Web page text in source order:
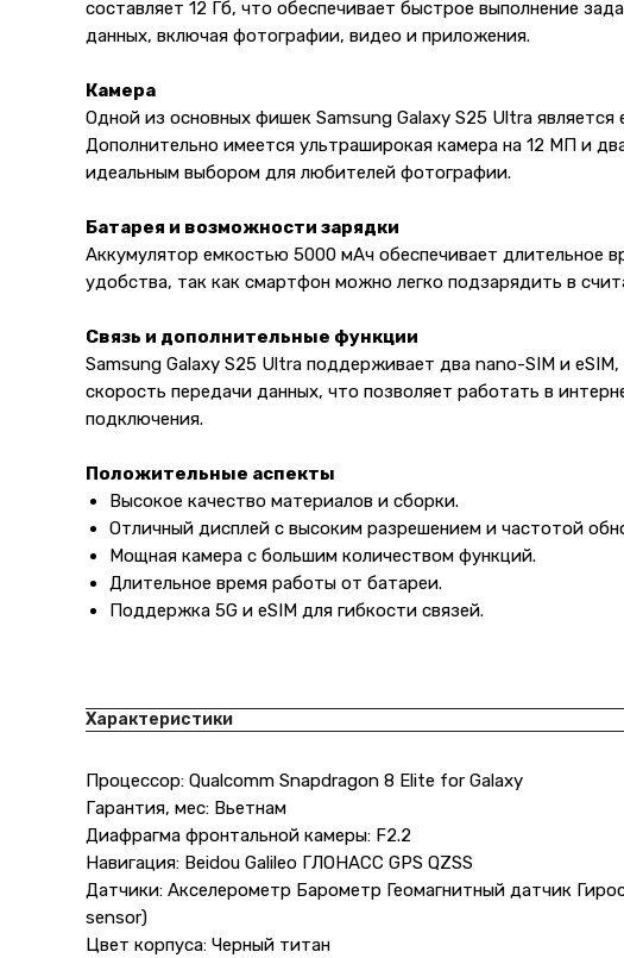
составляет 12 Гб, что обеспечивает быстрое выполнение
данных, включая фотографии, видео и приложения.
Камера
Одной из основных фишек Samsung Galaxy S25 Ultra
Дополнительно имеется ультраширокая камера на 12 МП и
идеальным выбором для любителей фотографии.
Батарея и возможности зарядки
Аккумулятор емкостью 5000 мАч обеспечивает длительное
удобства, так как смартфон можно легко подзарядить в
Связь и дополнительные функции
Samsung Galaxy S25 Ultra поддерживает два nano-SIM и
скорость передачи данных, что позволяет работать в
подключения.
Положительные аспекты
Высокое качество материалов и сборки.
Отличный дисплей с высоким разрешением и частотой
Мощная камера с большим количеством функций.
Длительное время работы от батареи.
Поддержка 5G и eSIM для гибкости связей.
Характеристики
Процессор: Qualcomm Snapdragon 8 Elite for Galaxy
Гарантия, мес: Вьетнам
Диафрагма фронтальной камеры: F2.2
Навигация: Beidou Galileo ГЛОНАСС GPS QZSS
Датчики: Акселерометр Барометр Геомагнитный датчик
sensor)
Цвет корпуса: Черный титан